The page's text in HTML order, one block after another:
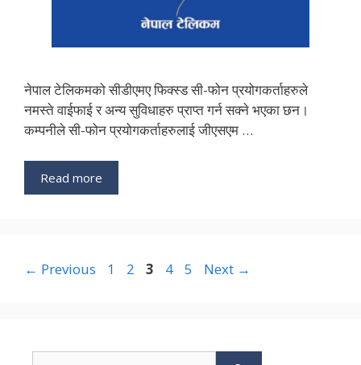
नेपाल टेलिकमको सीडीएमए फिक्स्ड सी-फोन प्रयोगकर्ताहरुले
नमस्ते वाईफाई र अन्य सुविधाहरु प्राप्त गर्न सक्ने भएका छन।
कम्पनीले सी-फोन प्रयोगकर्ताहरुलाई जीएसएम …
Read more
← Previous Page
1 Page
2 Page
3 Page
4 Page
5 Next →